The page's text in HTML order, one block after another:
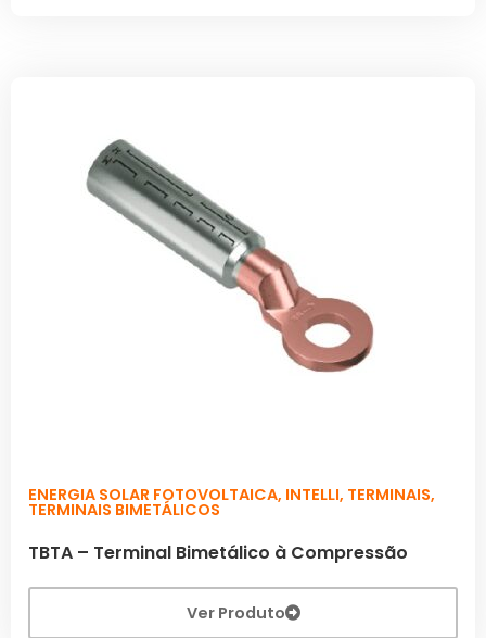
ENERGIA SOLAR FOTOVOLTAICA, INTELLI, TERMINAIS,
TERMINAIS BIMETÁLICOS
TBTA – Terminal Bimetálico à Compressão
Ver Produto